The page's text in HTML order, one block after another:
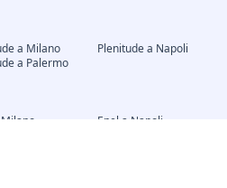
a Milano
Plenitude a Napoli
a Palermo
Enel a Napoli